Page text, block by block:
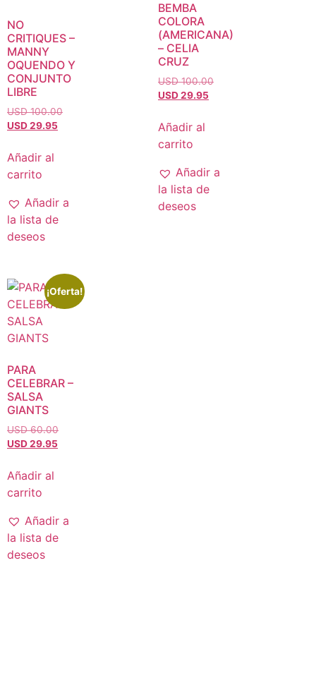
NO
CRITIQUES –
MANNY
OQUENDO Y
CONJUNTO
LIBRE
USD 100.00
USD 29.95
Añadir al
carrito
Añadir a
la lista de
deseos
BEMBA
COLORA
(AMERICANA)
– CELIA
CRUZ
USD 100.00
USD 29.95
Añadir al
carrito
Añadir a
la lista de
deseos
¡Oferta!
PARA
CELEBRAR –
SALSA
GIANTS
USD 60.00
USD 29.95
Añadir al
carrito
Añadir a
la lista de
deseos